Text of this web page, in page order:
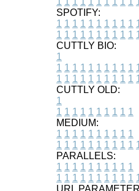
SPOTIFY:
1 1 1 1 1 1 1 1 1 1
1 1 1 1 1 1 1 1 1 1
CUTTLY BIO:
1
1 1 1 1 1 1 1 1 1 1
1 1 1 1 1 1 1 1 1 1
CUTTLY OLD:
1
1 1 1 1 1 1 1 1 1 1
MEDIUM:
1 1 1 1 1 1 1 1 1 1
1 1 1 1 1 1 1 1 1 1
PARALLELS:
1 1 1 1 1 1 1 1 1 1
1 1 1 1 1 1 1 1 1 1